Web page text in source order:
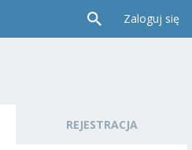
Zaloguj się
REJESTRACJA